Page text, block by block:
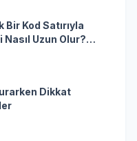
Kod Satırıyla
Uzun Olur?
Güçlü Rolü)
Dikkat